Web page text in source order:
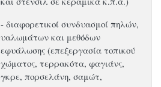
- διαφορετικοί συνδυασμοί πηλών,
υαλωμάτων και μεθόδων
εφυάλωσης (επεξεργασία τοπικού
χώματος, τερρακότα, φαγιάνς,
γκρε, πορσελάνη, σαμώτ,